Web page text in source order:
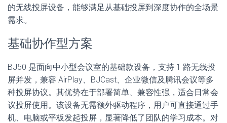
的无线投屏设备，能够满足从基础投屏到深度协作的全场景
需求。
基础协作型方案
BJ50 是面向中小型会议室的基础款设备，支持 1 路无线投
屏并发，兼容 AirPlay、BJCast、企业微信及腾讯会议等多
种投屏协议。其优势在于部署简单、兼容性强，适合日常会
议投屏使用。该设备无需额外驱动程序，用户可直接通过手
机、电脑或平板发起投屏，显著降低了团队的学习成本。对